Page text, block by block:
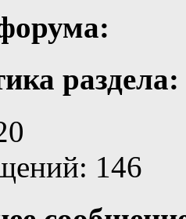
раздела:
146